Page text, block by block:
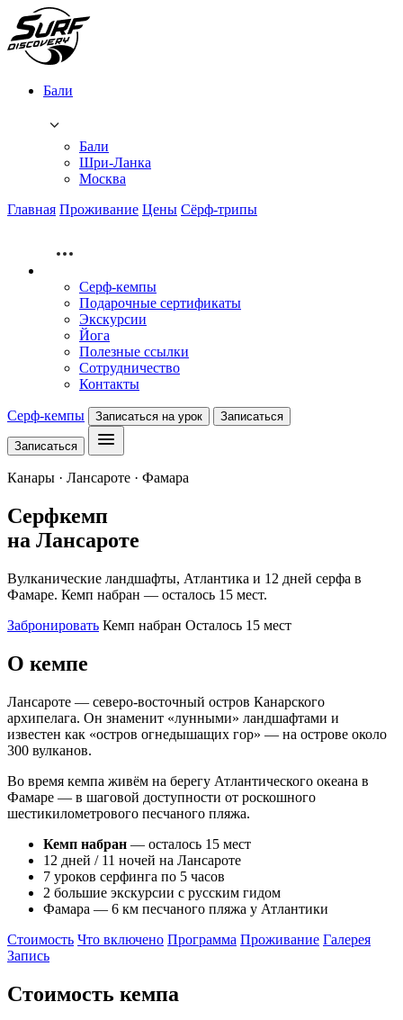
Бали
Бали
Шри-Ланка
Москва
Главная Проживание Цены Сёрф-трипы
Серф-кемпы
Подарочные сертификаты
Экскурсии
Йога
Полезные ссылки
Сотрудничество
Контакты
Серф-кемпы Записаться на урок Записаться
Записаться
Канары · Лансароте · Фамара
Серфкемп
на Лансароте
Вулканические ландшафты, Атлантика и 12 дней серфа в
Фамаре. Кемп набран — осталось 15 мест.
Забронировать Кемп набран Осталось 15 мест
О кемпе
Лансароте — северо-восточный остров Канарского
архипелага. Он знаменит «лунными» ландшафтами и
известен как «остров огнедышащих гор» — на острове около
300 вулканов.
Во время кемпа живём на берегу Атлантического океана в
Фамаре — в шаговой доступности от роскошного
шестикилометрового песчаного пляжа.
Кемп набран — осталось 15 мест
12 дней / 11 ночей на Лансароте
7 уроков серфинга по 5 часов
2 большие экскурсии с русским гидом
Фамара — 6 км песчаного пляжа у Атлантики
Стоимость Что включено Программа Проживание Галерея
Запись
Стоимость кемпа